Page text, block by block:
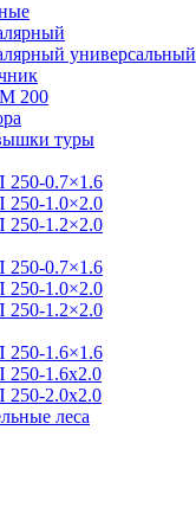
универсальный
200
туры
0.7×1.6
1.0×2.0
1.2×2.0
0.7×1.6
1.0×2.0
1.2×2.0
1.6×1.6
1.6х2.0
2.0x2.0
леса